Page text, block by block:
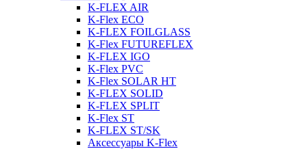
K-FLEX AIR
K-Flex ECO
K-FLEX FOILGLASS
K-Flex FUTUREFLEX
K-FLEX IGO
K-Flex PVC
K-Flex SOLAR HT
K-FLEX SOLID
K-FLEX SPLIT
K-Flex ST
K-FLEX ST/SK
Аксессуары K-Flex